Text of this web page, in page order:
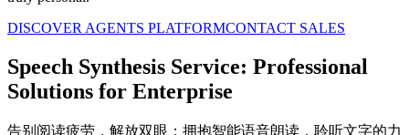
DISCOVER AGENTS PLATFORMCONTACT SALES
Speech Synthesis Service: Professional
Solutions for Enterprise
告别阅读疲劳，解放双眼：拥抱智能语音朗读，聆听文字的力